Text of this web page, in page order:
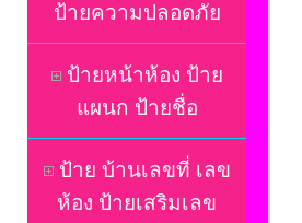
ป้ายความปลอดภัย
ป้ายหน้าห้อง ป้าย
แผนก ป้ายชื่อ
ป้าย บ้านเลขที่ เลข
ห้อง ป้ายเสริมเลข